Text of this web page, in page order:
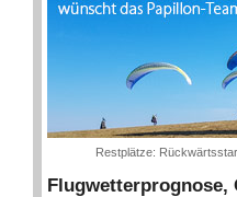
Restplätze: